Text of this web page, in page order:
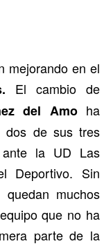
mejorando en el
El cambio de
del Amoha
dos de sus tres
la UD Las
Deportivo. Sin
muchos
que no ha
parte de la